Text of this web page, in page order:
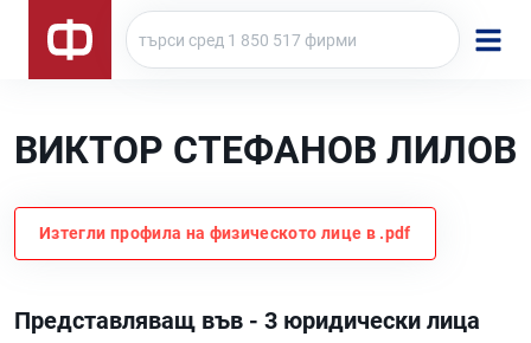
ВИКТОР СТЕФАНОВ ЛИЛОВ
Изтегли профила на физическото лице в .pdf
Представляващ във - 3 юридически лица